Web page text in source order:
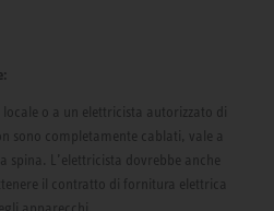
o a un elettricista autorizzato di
sono completamente cablati, vale a
L’elettricista dovrebbe anche
il contratto di fornitura elettrica